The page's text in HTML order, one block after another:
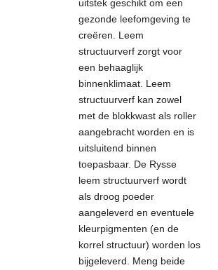
uitstek geschikt om een
gezonde leefomgeving te
creëren. Leem
structuurverf zorgt voor
een behaaglijk
binnenklimaat. Leem
structuurverf kan zowel
met de blokkwast als roller
aangebracht worden en is
uitsluitend binnen
toepasbaar. De Rysse
leem structuurverf wordt
als droog poeder
aangeleverd en eventuele
kleurpigmenten (en de
korrel structuur) worden los
bijgeleverd. Meng beide